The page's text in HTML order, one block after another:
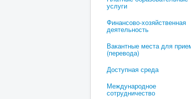
услуги
Финансово-хозяйственная
деятельность
Вакантные места для
(перевода)
Доступная среда
Международное
сотрудничество